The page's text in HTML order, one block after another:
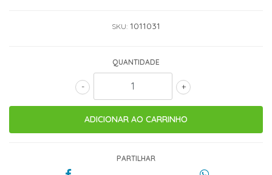
SKU: 1011031
QUANTIDADE
+
-
PARTILHAR